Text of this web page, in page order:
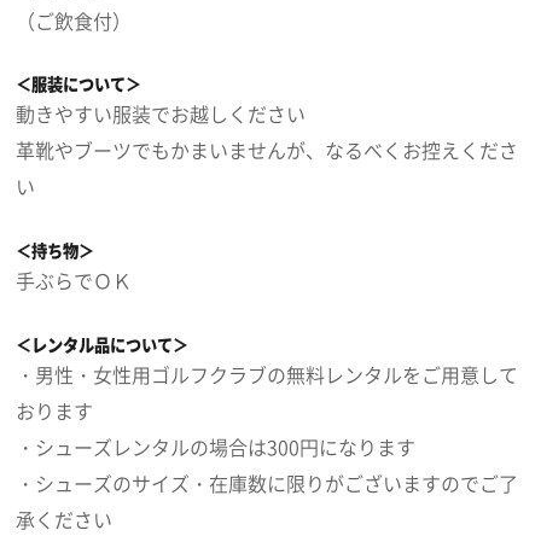
（ご飲食付）
＜服装について＞
動きやすい服装でお越しください
革靴やブーツでもかまいませんが、なるべくお控えくださ
い
＜持ち物＞
手ぶらでＯＫ
＜レンタル品について＞
・男性・女性用ゴルフクラブの無料レンタルをご用意して
おります
・シューズレンタルの場合は300円になります
・シューズのサイズ・在庫数に限りがございますのでご了
承ください